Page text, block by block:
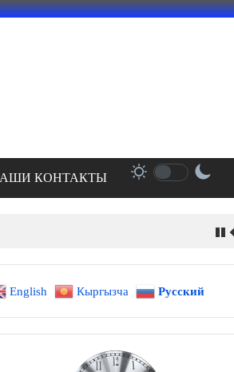
КОНТАКТЫ
English Кыргызча Русский